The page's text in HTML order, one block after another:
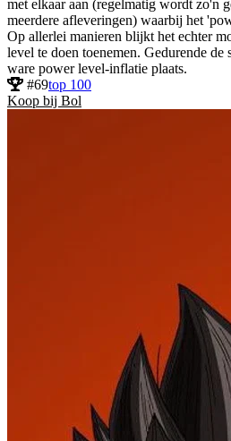
met elkaar aan (regelmatig wordt zo'n
meerdere afleveringen) waarbij het
Op allerlei manieren blijkt het echter
level te doen toenemen. Gedurende de
ware power level-inflatie plaats.
#69top 100
Koop bij Bol